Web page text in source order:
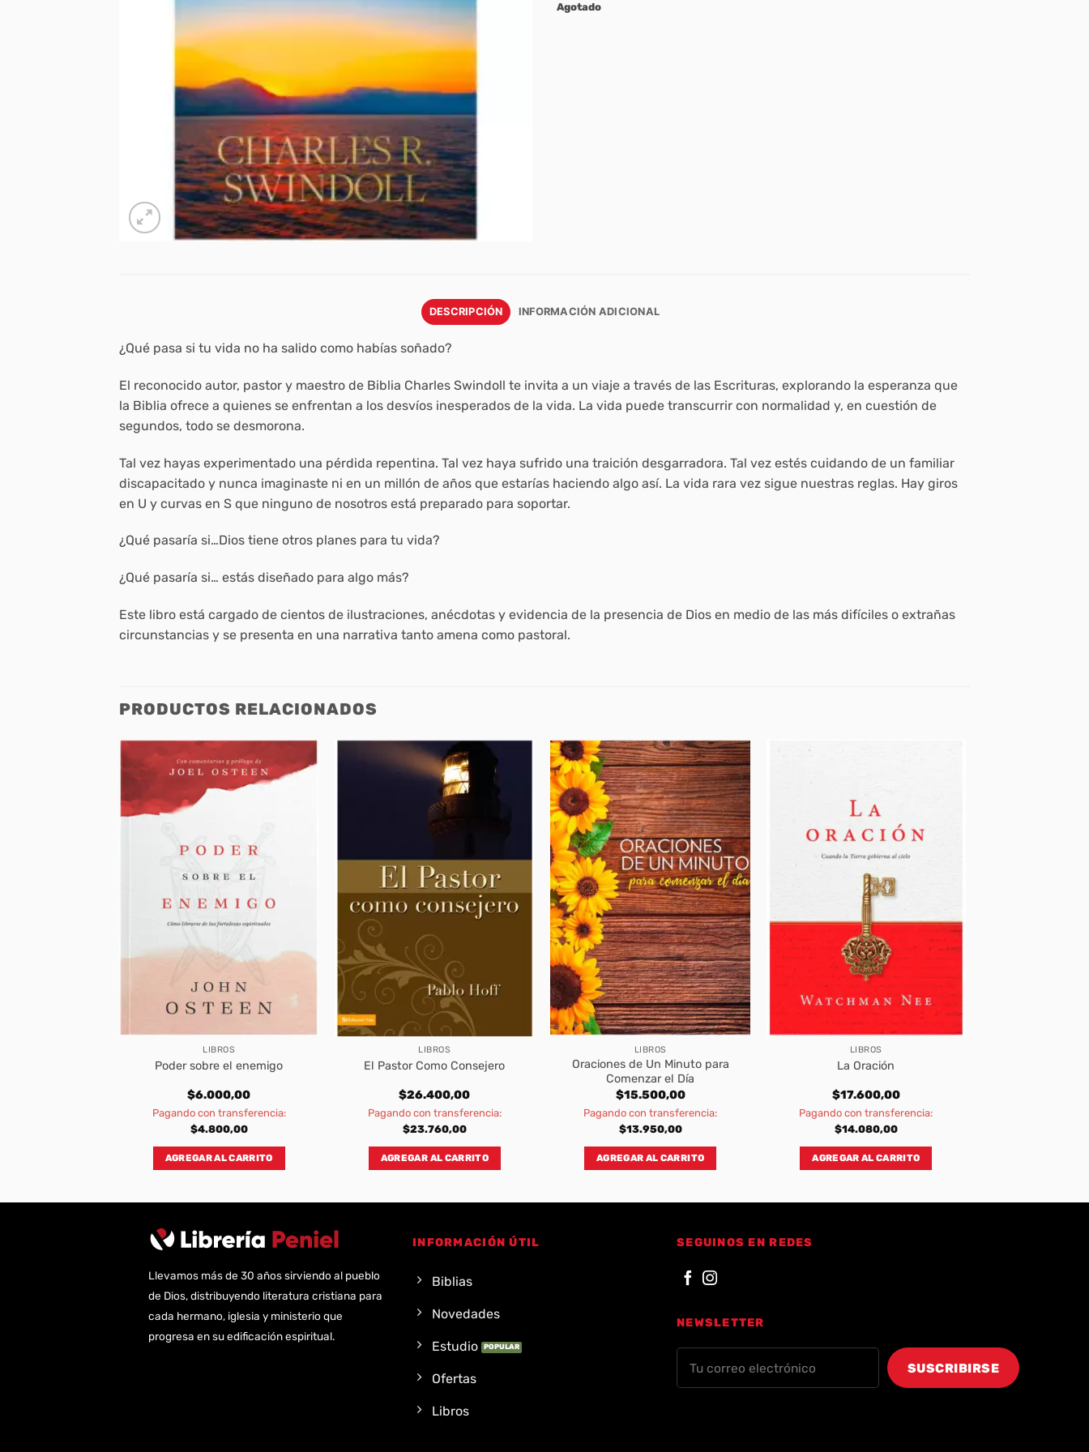
Agotado
DESCRIPCIÓN INFORMACIÓN ADICIONAL
¿Qué pasa si tu vida no ha salido como habías soñado?
El reconocido autor, pastor y maestro de Biblia Charles Swindoll te invita a un viaje a través de las Escrituras, explorando la esperanza que
la Biblia ofrece a quienes se enfrentan a los desvíos inesperados de la vida. La vida puede transcurrir con normalidad y, en cuestión de
segundos, todo se desmorona.
Tal vez hayas experimentado una pérdida repentina. Tal vez haya sufrido una traición desgarradora. Tal vez estés cuidando de un familiar
discapacitado y nunca imaginaste ni en un millón de años que estarías haciendo algo así. La vida rara vez sigue nuestras reglas. Hay giros
en U y curvas en S que ninguno de nosotros está preparado para soportar.
¿Qué pasaría si…Dios tiene otros planes para tu vida?
¿Qué pasaría si… estás diseñado para algo más?
Este libro está cargado de cientos de ilustraciones, anécdotas y evidencia de la presencia de Dios en medio de las más difíciles o extrañas
circunstancias y se presenta en una narrativa tanto amena como pastoral.
PRODUCTOS RELACIONADOS
LIBROS
Poder sobre el enemigo
$6.000,00
Pagando con transferencia:
$4.800,00
AGREGAR AL CARRITO
LIBROS
El Pastor Como Consejero
$26.400,00
Pagando con transferencia:
$23.760,00
AGREGAR AL CARRITO
LIBROS
Oraciones de Un Minuto para
Comenzar el Día
$15.500,00
Pagando con transferencia:
$13.950,00
AGREGAR AL CARRITO
LIBROS
La Oración
$17.600,00
Pagando con transferencia:
$14.080,00
AGREGAR AL CARRITO
Llevamos más de 30 años sirviendo al pueblo
de Dios, distribuyendo literatura cristiana para
cada hermano, iglesia y ministerio que
progresa en su edificación espiritual.
INFORMACIÓN ÚTIL
Biblias
Novedades
Estudio
Ofertas
Libros
SEGUINOS EN REDES
NEWSLETTER